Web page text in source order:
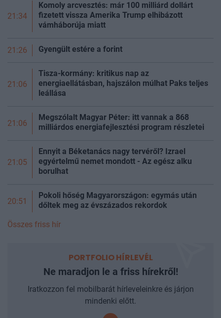
21:34
Komoly arcvesztés: már 100 milliárd dollárt
fizetett vissza Amerika Trump elhibázott
vámháborúja miatt
21:26 Gyengült estére a forint
21:06
Tisza-kormány: kritikus nap az
energiaellátásban, hajszálon múlhat Paks teljes
leállása
21:06
Megszólalt Magyar Péter: itt vannak a 868
milliárdos energiafejlesztési program részletei
21:05
Ennyit a Béketanács nagy tervéről? Izrael
egyértelmű nemet mondott - Az egész alku
borulhat
20:51
Pokoli hőség Magyarországon: egymás után
dőltek meg az évszázados rekordok
Összes friss hír
PORTFOLIO HÍRLEVÉL
Ne maradjon le a friss hírekről!
Iratkozzon fel mobilbarát hírleveleinkre és járjon
mindenki előtt.